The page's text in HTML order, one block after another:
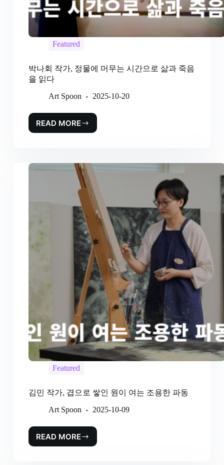
Featured
박나회 작가, 정물에 머무는 시간으로 삶과 죽음
을 읽다
Art Spoon 2025-10-20
READ MORE
Featured
김민 작가, 겹으로 쌓인 원이 여는 조용한 파동
Art Spoon 2025-10-09
READ MORE